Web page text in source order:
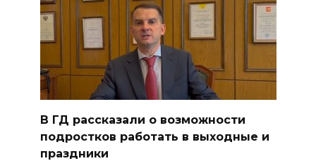
В ГД рассказали о возможности
подростков работать в выходные и
праздники